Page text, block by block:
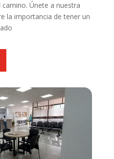
Únete a nuestra
la importancia de tener un